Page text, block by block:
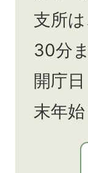
支所
30分
開庁
末年